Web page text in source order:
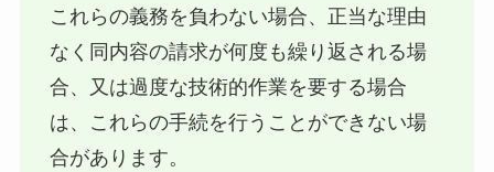
これらの義務を負わない場合、正当な理由
なく同内容の請求が何度も繰り返される場
合、又は過度な技術的作業を要する場合
は、これらの手続を行うことができない場
合があります。